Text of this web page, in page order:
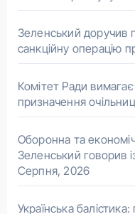
Зеленський доручив
санкційну операцію
Комітет Ради
призначення
Оборонна та
Зеленський говорив
Серпня, 2026
Українська